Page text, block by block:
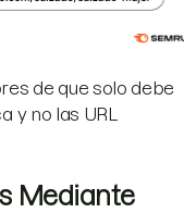
de que solo debe
y no las URL
Mediante